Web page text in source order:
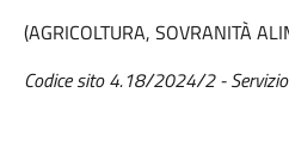
(AGRICOLTURA, SOVRANITÀ
Codice sito 4.18/2024/2 -